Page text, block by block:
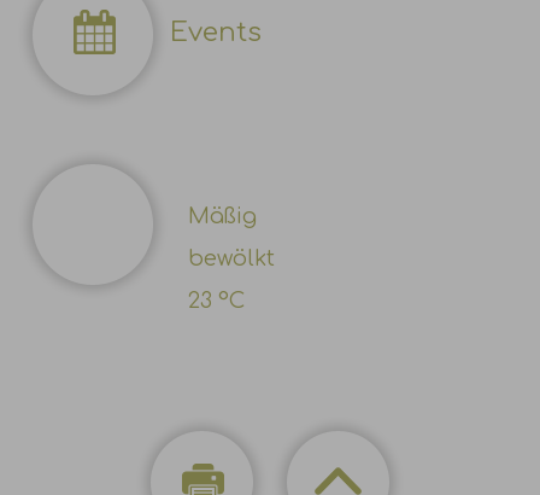
Events
Mäßig
bewölkt
23 °C